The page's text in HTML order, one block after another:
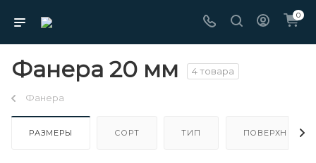
0
Фанера 20 мм 4 товара
Фанера
РАЗМЕРЫ СОРТ ТИП ПОВЕРХНОСТЬ